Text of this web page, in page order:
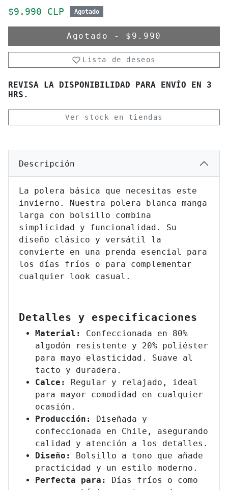
Precio de oferta
$9.990 CLP Agotado
Agotado - $9.990
Lista de deseos
REVISA LA DISPONIBILIDAD PARA ENVÍO EN 3
HRS.
Ver stock en tiendas
Descripción
La polera básica que necesitas este
invierno. Nuestra polera blanca manga
larga con bolsillo combina
simplicidad y funcionalidad. Su
diseño clásico y versátil la
convierte en una prenda esencial para
los días fríos o para complementar
cualquier look casual.
Detalles y especificaciones
Material: Confeccionada en 80%
algodón resistente y 20% poliéster
para mayo elasticidad. Suave al
tacto y duradera.
Calce: Regular y relajado, ideal
para mayor comodidad en cualquier
ocasión.
Producción:
Diseñada y
confeccionada en Chile, asegurando
calidad y atención a los detalles.
Diseño: Bolsillo a tono que añade
practicidad y un estilo moderno.
Perfecta para:
Días fríos o como